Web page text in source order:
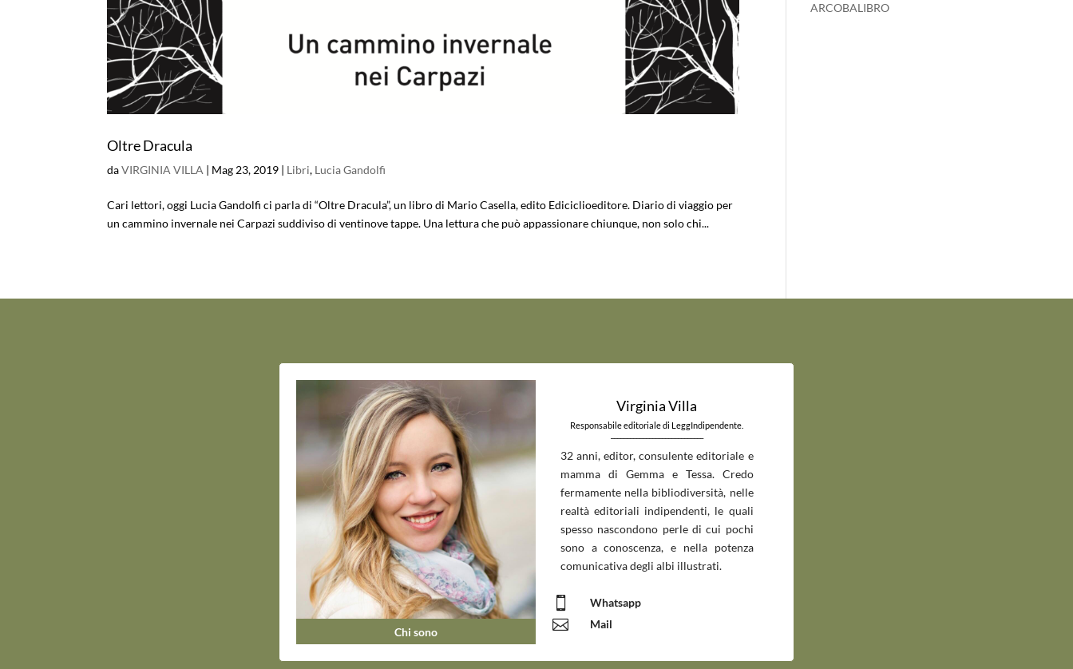
Oltre Dracula
daVIRGINIA VILLA | Mag 23, 2019 | Libri, Lucia Gandolfi
Cari lettori, oggi Lucia Gandolfi ci parla di “Oltre Dracula”, un libro di Mario Casella, edito Ediciclioeditore. Diario di viaggio per
un cammino invernale nei Carpazi suddiviso di ventinove tappe. Una lettura che può appassionare chiunque, non solo chi...
ARCOBALIBRO
Chi sono
Virginia Villa
Responsabile editoriale di LeggIndipendente.
_____________________________
32 anni, editor, consulente editoriale e
mamma di Gemma e Tessa. Credo
fermamente nella bibliodiversità, nelle
realtà editoriali indipendenti, le quali
spesso nascondono perle di cui pochi
sono a conoscenza, e nella potenza
comunicativa degli albi illustrati.
 Whatsapp
 Mail